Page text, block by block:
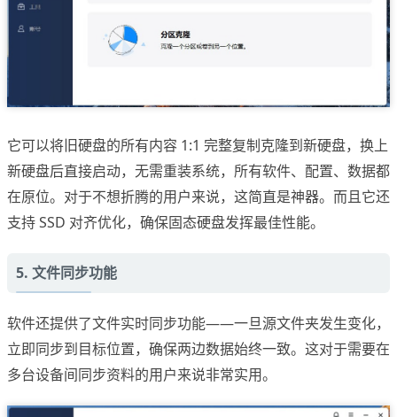
它可以将旧硬盘的所有内容 1:1 完整复制克隆到新硬盘，换上
新硬盘后直接启动，无需重装系统，所有软件、配置、数据都
在原位。对于不想折腾的用户来说，这简直是神器。而且它还
支持 SSD 对齐优化，确保固态硬盘发挥最佳性能。
5. 文件同步功能
软件还提供了文件实时同步功能——一旦源文件夹发生变化，
立即同步到目标位置，确保两边数据始终一致。这对于需要在
多台设备间同步资料的用户来说非常实用。